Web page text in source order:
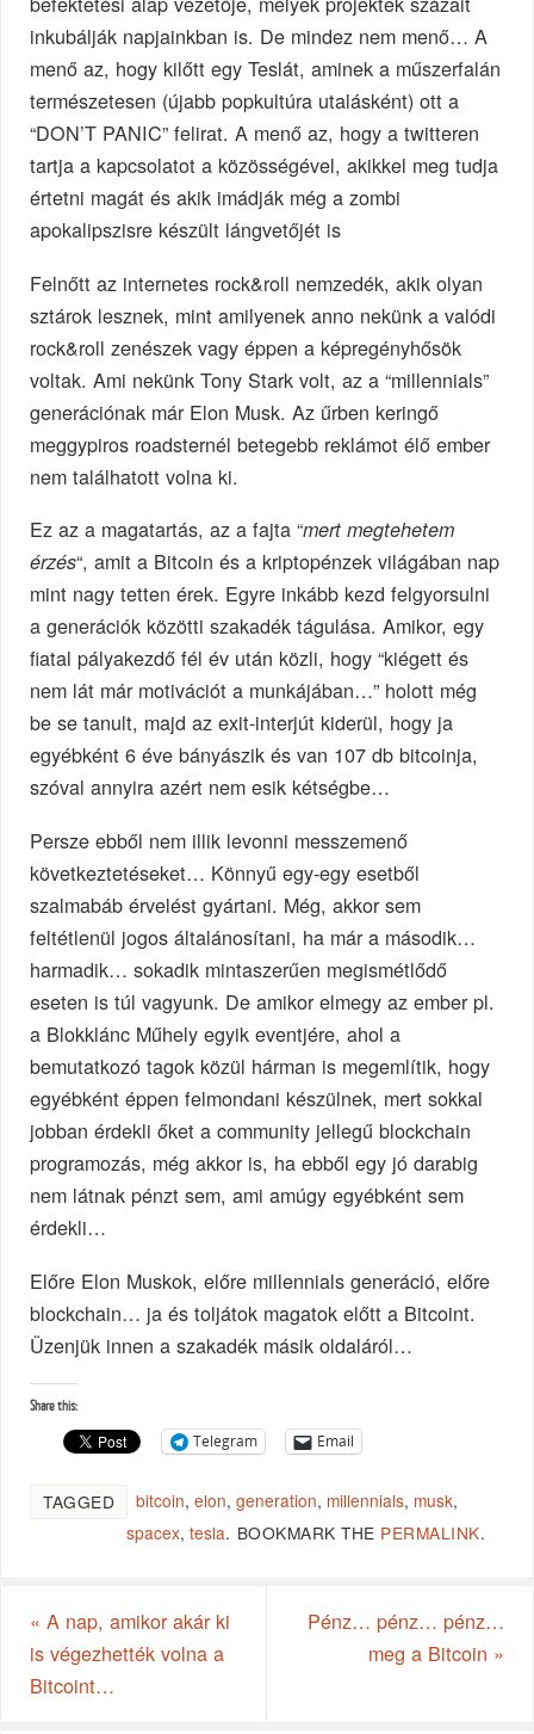
inkubálják napjainkban is. De mindez nem menő… A
menő az, hogy kilőtt egy Teslát, aminek a műszerfalán
természetesen (újabb popkultúra utalásként) ott a
“DON’T PANIC” felirat. A menő az, hogy a twitteren
tartja a kapcsolatot a közösségével, akikkel meg tudja
értetni magát és akik imádják még a zombi
apokalipszisre készült lángvetőjét is
Felnőtt az internetes rock&roll nemzedék, akik olyan
sztárok lesznek, mint amilyenek anno nekünk a valódi
rock&roll zenészek vagy éppen a képregényhősök
voltak. Ami nekünk Tony Stark volt, az a “millennials”
generációnak már Elon Musk. Az űrben keringő
meggypiros roadsternél betegebb reklámot élő ember
nem találhatott volna ki.
Ez az a magatartás, az a fajta “mert megtehetem
érzés“, amit a Bitcoin és a kriptopénzek világában nap
mint nagy tetten érek. Egyre inkább kezd felgyorsulni
a generációk közötti szakadék tágulása. Amikor, egy
fiatal pályakezdő fél év után közli, hogy “kiégett és
nem lát már motivációt a munkájában…” holott még
be se tanult, majd az exit-interjút kiderül, hogy ja
egyébként 6 éve bányászik és van 107 db bitcoinja,
szóval annyira azért nem esik kétségbe…
Persze ebből nem illik levonni messzemenő
következtetéseket… Könnyű egy-egy esetből
szalmabáb érvelést gyártani. Még, akkor sem
feltétlenül jogos általánosítani, ha már a második…
harmadik… sokadik mintaszerűen megismétlődő
eseten is túl vagyunk. De amikor elmegy az ember pl.
a Blokklánc Műhely egyik eventjére, ahol a
bemutatkozó tagok közül hárman is megemlítik, hogy
egyébként éppen felmondani készülnek, mert sokkal
jobban érdekli őket a community jellegű blockchain
programozás, még akkor is, ha ebből egy jó darabig
nem látnak pénzt sem, ami amúgy egyébként sem
érdekli…
Előre Elon Muskok, előre millennials generáció, előre
blockchain… ja és toljátok magatok előtt a Bitcoint.
Üzenjük innen a szakadék másik oldaláról…
Share this:
Telegram Email
TAGGED bitcoin,elon,generation, millennials, musk,
spacex,tesla. BOOKMARK THE PERMALINK.
« A nap, amikor akár ki
is végezhették volna a
Bitcoint…
Pénz… pénz… pénz…
meg a Bitcoin »